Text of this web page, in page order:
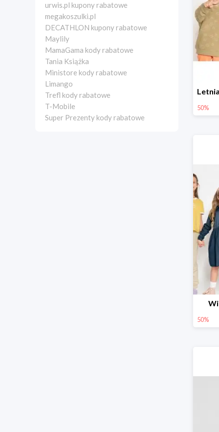
urwis.pl kupony rabatowe
megakoszulki.pl
DECATHLON kupony rabatowe
Maylily
MamaGama kody rabatowe
Tania Książka
Ministore kody rabatowe
Limango
Trefl kody rabatowe
T-Mobile
Super Prezenty kody rabatowe
50%
50%